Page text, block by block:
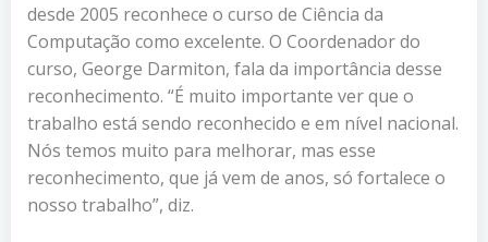
desde 2005 reconhece o curso de Ciência da
Computação como excelente. O Coordenador do
curso, George Darmiton, fala da importância desse
reconhecimento. “É muito importante ver que o
trabalho está sendo reconhecido e em nível nacional.
Nós temos muito para melhorar, mas esse
reconhecimento, que já vem de anos, só fortalece o
nosso trabalho”, diz.